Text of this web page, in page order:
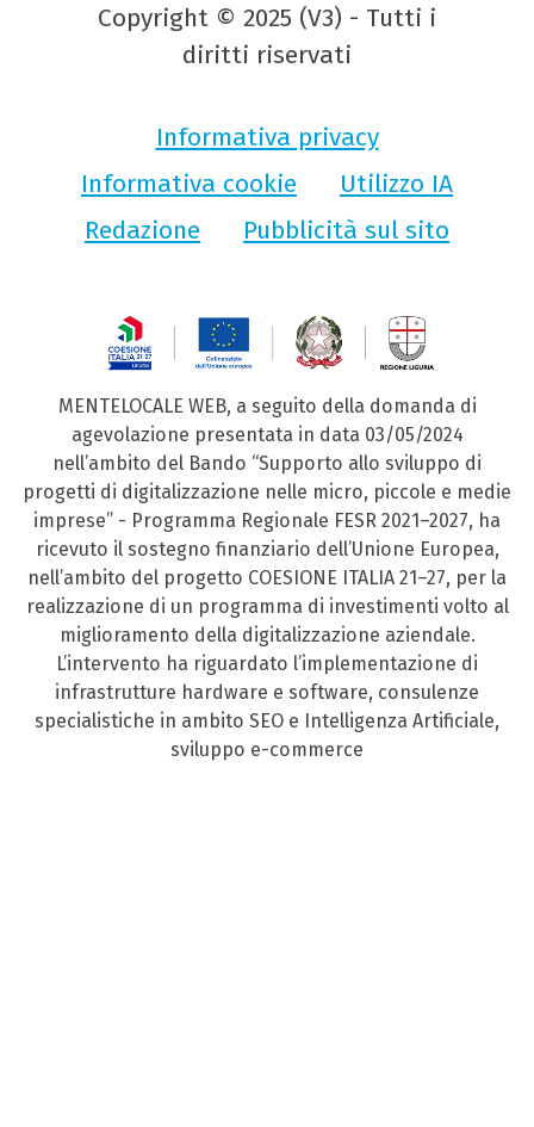
Copyright © 2025 (V3) - Tutti i
diritti riservati
Informativa privacy
Informativa cookie
Utilizzo IA
Redazione
Pubblicità sul sito
MENTELOCALE WEB, a seguito della domanda di
agevolazione presentata in data 03/05/2024
nell’ambito del Bando “Supporto allo sviluppo di
progetti di digitalizzazione nelle micro, piccole e medie
imprese” - Programma Regionale FESR 2021–2027, ha
ricevuto il sostegno finanziario dell’Unione Europea,
nell’ambito del progetto COESIONE ITALIA 21–27, per la
realizzazione di un programma di investimenti volto al
miglioramento della digitalizzazione aziendale.
L’intervento ha riguardato l’implementazione di
infrastrutture hardware e software, consulenze
specialistiche in ambito SEO e Intelligenza Artificiale,
sviluppo e-commerce